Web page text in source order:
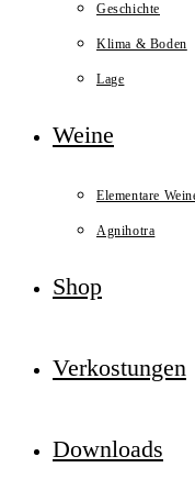
Geschichte
Klima & Boden
Lage
Weine
Elementare
Agnihotra
Shop
Verkostungen
Downloads